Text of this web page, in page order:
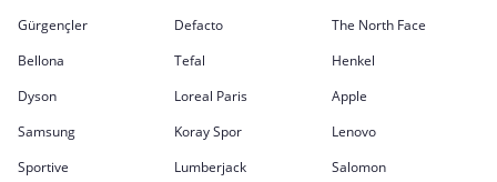
Gürgençler
Defacto
The North Face
Bellona
Tefal
Henkel
Dyson
Loreal Paris
Apple
Samsung
Koray Spor
Lenovo
Sportive
Lumberjack Salomon